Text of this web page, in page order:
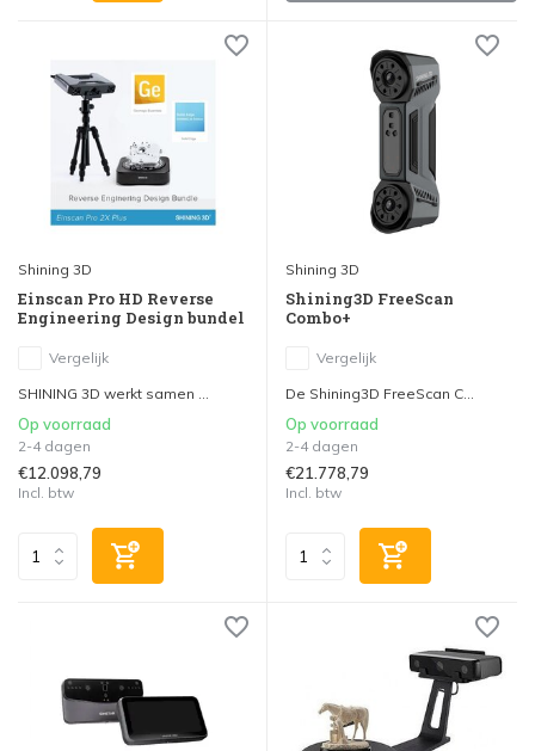
Shining 3D
Einscan Pro HD Reverse
Engineering Design bundel
Vergelijk
SHINING 3D werkt samen ...
Op voorraad
2-4 dagen
€12.098,79
Incl. btw
Shining 3D
Shining3D FreeScan
Combo+
Vergelijk
De Shining3D FreeScan C...
Op voorraad
2-4 dagen
€21.778,79
Incl. btw